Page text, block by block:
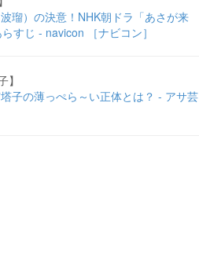
瑠）の決意！NHK朝ドラ「あさが来
すじ - navicon ［ナビコン］
子の薄っぺら～い正体とは？ - アサ芸